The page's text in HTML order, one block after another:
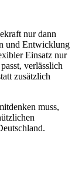
nur dann
und Entwicklung
Einsatz nur
verlässlich
zusätzlich
muss,